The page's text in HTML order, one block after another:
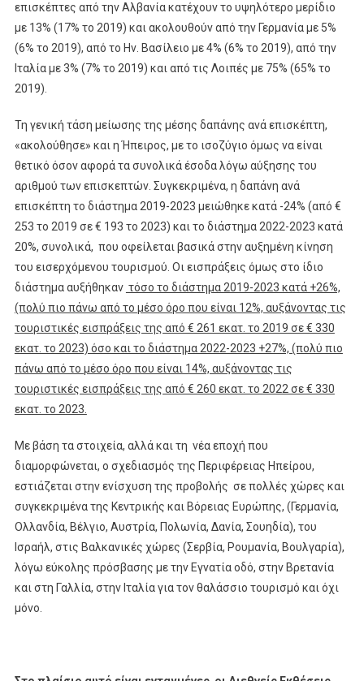
επισκέπτες από την Αλβανία κατέχουν το υψηλότερο μερίδιο
με 13% (17% το 2019) και ακολουθούν από την Γερμανία με 5%
(6% το 2019), από το Ην. Βασίλειο με 4% (6% το 2019), από την
Ιταλία με 3% (7% το 2019) και από τις Λοιπές με 75% (65% το
2019).
Τη γενική τάση μείωσης της μέσης δαπάνης ανά επισκέπτη,
«ακολούθησε» και η Ήπειρος, με το ισοζύγιο όμως να είναι
θετικό όσον αφορά τα συνολικά έσοδα λόγω αύξησης του
αριθμού των επισκεπτών. Συγκεκριμένα, η δαπάνη ανά
επισκέπτη το διάστημα 2019-2023 μειώθηκε κατά -24% (από €
253 το 2019 σε € 193 το 2023) και το διάστημα 2022-2023 κατά
20%, συνολικά, που οφείλεται βασικά στην αυξημένη κίνηση
του εισερχόμενου τουρισμού. Οι εισπράξεις όμως στο ίδιο
διάστημα αυξήθηκαν τόσο το διάστημα 2019-2023 κατά +26%,
(πολύ πιο πάνω από το μέσο όρο που είναι 12%, αυξάνοντας τις
τουριστικές εισπράξεις της από € 261 εκατ. το 2019 σε € 330
εκατ. το 2023) όσο και το διάστημα 2022-2023 +27%, (πολύ πιο
πάνω από το μέσο όρο που είναι 14%, αυξάνοντας τις
τουριστικές εισπράξεις της από € 260 εκατ. το 2022 σε € 330
εκατ. το 2023.
Με βάση τα στοιχεία, αλλά και τη νέα εποχή που
διαμορφώνεται, ο σχεδιασμός της Περιφέρειας Ηπείρου,
εστιάζεται στην ενίσχυση της προβολής σε πολλές χώρες και
συγκεκριμένα της Κεντρικής και Βόρειας Ευρώπης, (Γερμανία,
Ολλανδία, Βέλγιο, Αυστρία, Πολωνία, Δανία, Σουηδία), του
Ισραήλ, στις Βαλκανικές χώρες (Σερβία, Ρουμανία, Βουλγαρία),
λόγω εύκολης πρόσβασης με την Εγνατία οδό, στην Βρετανία
και στη Γαλλία, στην Ιταλία για τον θαλάσσιο τουρισμό και όχι
μόνο.